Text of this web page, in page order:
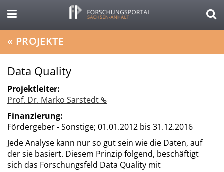
« PROJEKTE
Data Quality
Projektleiter:
Prof. Dr. Marko Sarstedt
Finanzierung:
Fördergeber - Sonstige; 01.01.2012 bis 31.12.2016
Jede Analyse kann nur so gut sein wie die Daten, auf
der sie basiert. Diesem Prinzip folgend, beschäftigt
sich das Forschungsfeld Data Quality mit